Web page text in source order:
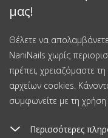
μας!
Θέλετε να
NaniNails χωρίς
πρέπει, χρειαζόμαστε
αρχείων cookies.
συμφωνείτε με τη
Περισσότερες